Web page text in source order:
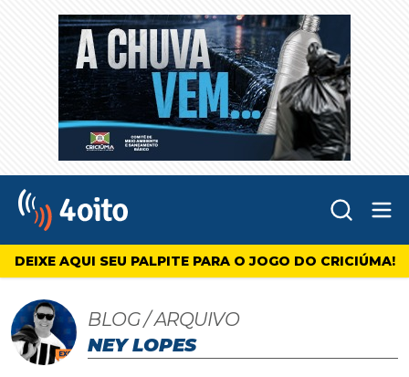
4oito
DEIXE AQUI SEU PALPITE PARA O JOGO DO CRICIÚMA!
BLOG / ARQUIVO
NEY LOPES